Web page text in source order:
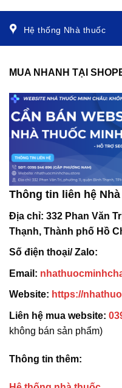
Hệ thống Nhà thuốc
MUA NHANH TẠI
Thông tin liên hệ
Địa chỉ: 332 Phan Văn
Thạnh, Thành phố Hồ
Số điện thoại/ Zalo:
Email:
Website: https://
Liên hệ mua website:
không bán sản phẩm)
Thông tin thêm: